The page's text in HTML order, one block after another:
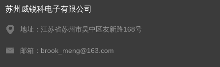
苏州威锐科电子有限公司
地址：江苏省苏州市吴中区友新路168号
邮箱：brook_meng@163.com